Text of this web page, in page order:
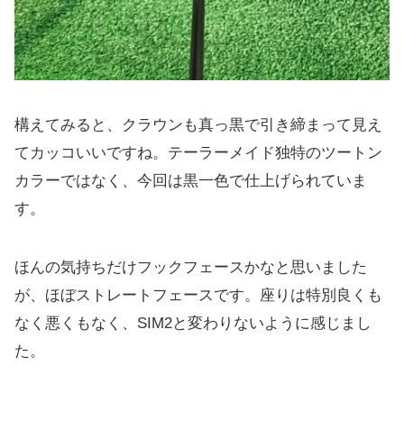
構えてみると、クラウンも真っ黒で引き締まって見え
てカッコいいですね。テーラーメイド独特のツートン
カラーではなく、今回は黒一色で仕上げられていま
す。
ほんの気持ちだけフックフェースかなと思いました
が、ほぼストレートフェースです。座りは特別良くも
なく悪くもなく、SIM2と変わりないように感じまし
た。